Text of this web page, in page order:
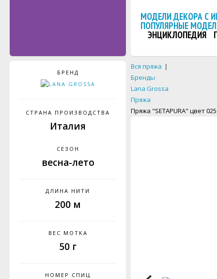
МОДЕЛИ ДЕКОРА С
ПОПУЛЯРНЫЕ
ЭНЦИКЛОПЕДИЯ
БРЕНД
СТРАНА ПРОИЗВОДСТВА
Италия
СЕЗОН
весна-лето
ДЛИНА НИТИ
200 м
ВЕС МОТКА
50 г
НОМЕР СПИЦ
Вся пряжа |
Бренды
Lana Grossa
Пряжа
Пряжа "SETAPURA" цвет 025